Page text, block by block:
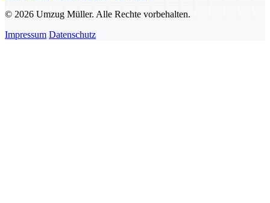
© 2026 Umzug Müller. Alle Rechte vorbehalten.
Impressum Datenschutz